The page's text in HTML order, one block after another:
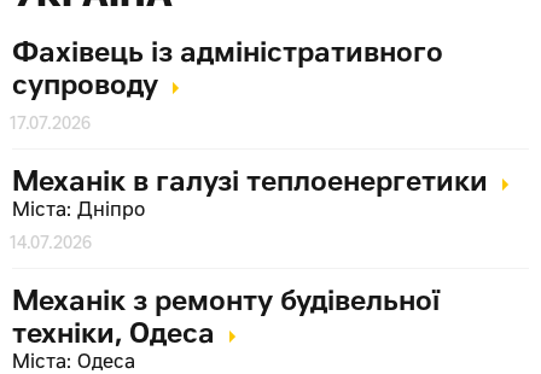
Фахівець із адміністративного
супроводу
17.07.2026
Механік в галузі теплоенергетики
Міста: Дніпро
14.07.2026
Механік з ремонту будівельної
техніки, Одеса
Міста: Одеса